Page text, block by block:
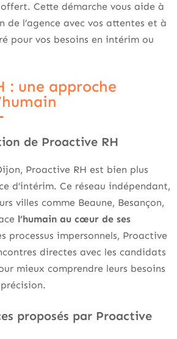
Cette démarche vous aide à
de l’agence avec vos attentes et à
pour vos besoins en intérim ou
: une approche
de Proactive RH
Proactive RH est bien plus
d’intérim. Ce réseau indépendant,
villes comme Beaune, Besançon,
l’humain au cœur de ses
processus impersonnels, Proactive
directes avec les candidats
mieux comprendre leurs besoins
proposés par Proactive